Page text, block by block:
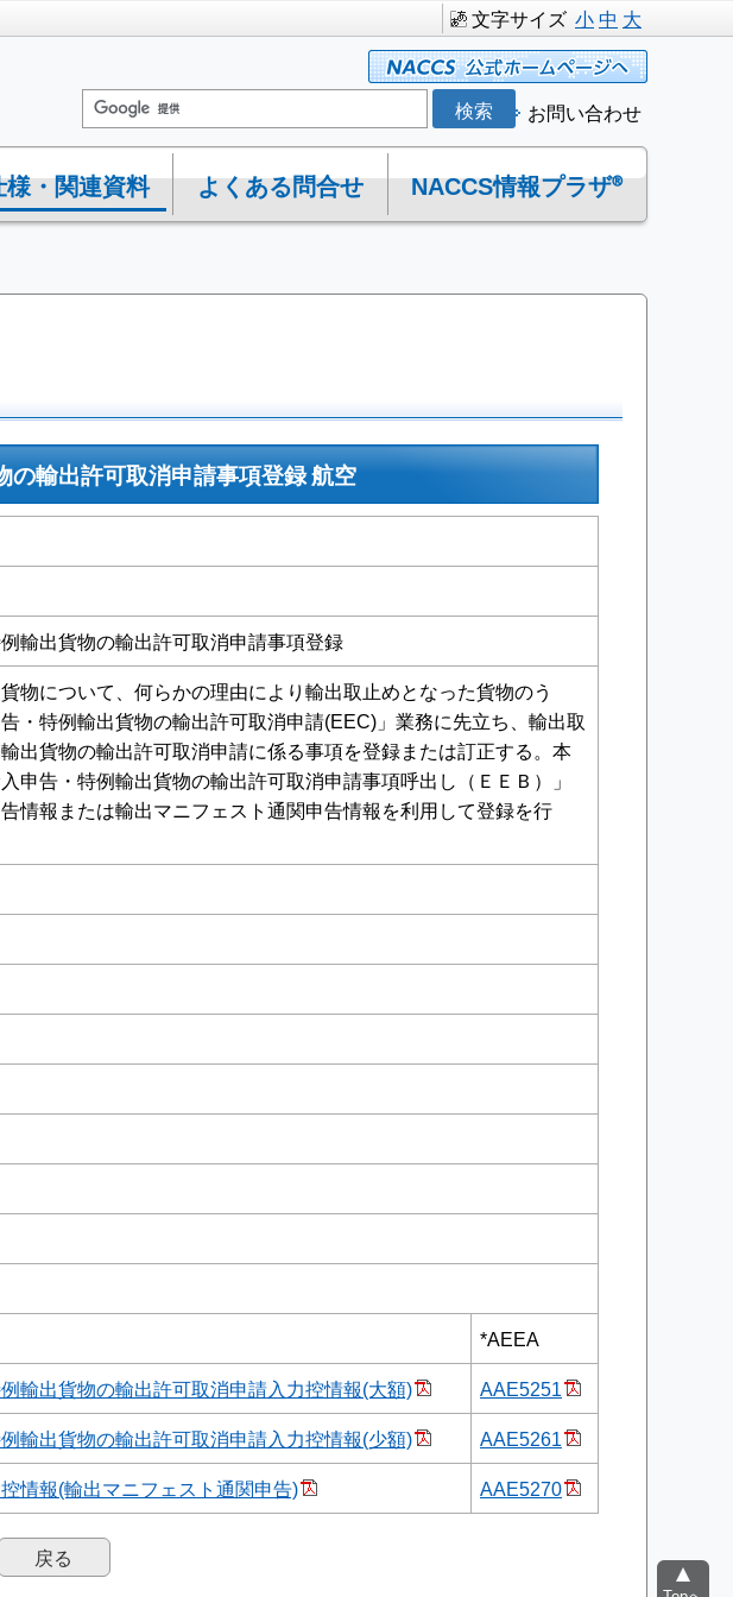
文字サイズ 小中 大
お問い合わせ
・関連資料 よくある問合せ NACCS情報プラザ®
輸出許可取消申請事項登録 航空
輸出貨物の輸出許可取消申請事項登録
物について、何らかの理由により輸出取止めとなった貨物のう
・特例輸出貨物の輸出許可取消申請(EEC)」業務に先立ち、輸出取
出貨物の輸出許可取消申請に係る事項を登録または訂正する。本
申告・特例輸出貨物の輸出許可取消申請事項呼出し（ＥＥＢ）」
情報または輸出マニフェスト通関申告情報を利用して登録を行
*AEEA
輸出貨物の輸出許可取消申請入力控情報(大額)
AAE5251
輸出貨物の輸出許可取消申請入力控情報(少額)
AAE5261
情報(輸出マニフェスト通関申告)
AAE5270
戻る